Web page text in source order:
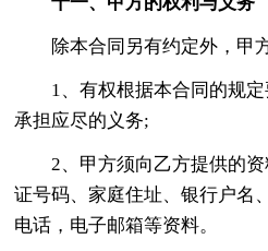
除本合同另有约定外，甲
1、有权根据本合同的规
承担应尽的义务;
2、甲方须向乙方提供的
证号码、家庭住址、银行户名
电话，电子邮箱等资料。